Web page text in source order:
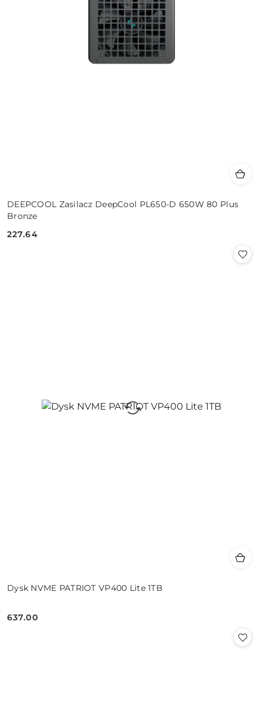
DEEPCOOL Zasilacz DeepCool PL650-D 650W 80 Plus
Bronze
Cena:
227.64
Dysk NVME PATRIOT VP400 Lite 1TB
Cena:
637.00